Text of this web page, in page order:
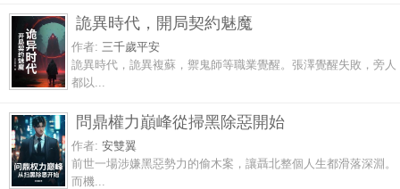
詭異時代，開局契約魅魔
作者: 三千歲平安
詭異時代，詭異複蘇，禦鬼師等職業覺醒。張澤覺醒失敗，旁人
都以...
問鼎權力巔峰從掃黑除惡開始
作者: 安雙翼
前世一場涉嫌黑惡勢力的偷木案，讓聶北整個人生都滑落深淵。
而機...